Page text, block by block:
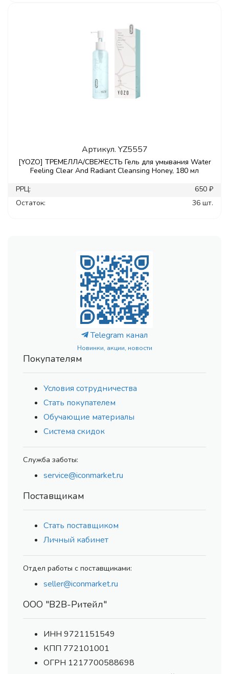
Артикул. YZ5557
[YOZO] ТРЕМЕЛЛА/СВЕЖЕСТЬ Гель для умывания Water
Feeling Clear And Radiant Cleansing Honey, 180 мл
РРЦ:
650 ₽
Остаток:
36 шт.
Telegram канал
Новинки, акции, новости
Покупателям
Условия сотрудничества
Стать покупателем
Обучающие материалы
Система скидок
Служба заботы:
service@iconmarket.ru
Поставщикам
Стать поставщиком
Личный кабинет
Отдел работы с поставщиками:
seller@iconmarket.ru
ООО "В2В-Ритейл"
ИНН 9721151549
КПП 772101001
ОГРН 1217700588698